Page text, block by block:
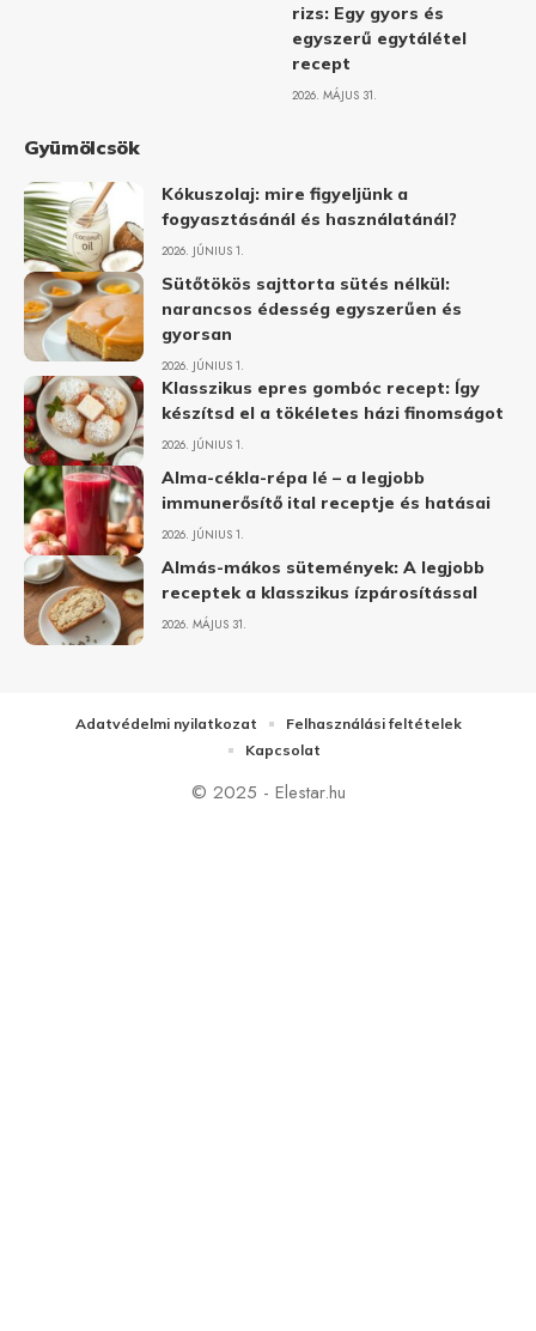
rizs: Egy gyors és
egyszerű egytálétel
recept
2026. MÁJUS 31.
Gyümölcsök
Kókuszolaj: mire figyeljünk a
fogyasztásánál és használatánál?
2026. JÚNIUS 1.
Sütőtökös sajttorta sütés nélkül:
narancsos édesség egyszerűen és
gyorsan
2026. JÚNIUS 1.
Klasszikus epres gombóc recept: Így
készítsd el a tökéletes házi finomságot
2026. JÚNIUS 1.
Alma-cékla-répa lé – a legjobb
immunerősítő ital receptje és hatásai
2026. JÚNIUS 1.
Almás-mákos sütemények: A legjobb
receptek a klasszikus ízpárosítással
2026. MÁJUS 31.
© 2025 - Elestar.hu
Adatvédelmi nyilatkozat
Felhasználási feltételek
Kapcsolat